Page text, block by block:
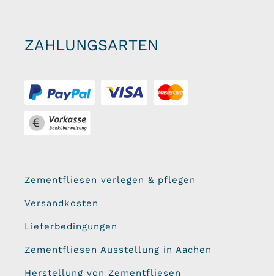
Zementfliesen verlegen & pflegen
Versandkosten
Lieferbedingungen
Zementfliesen Ausstellung in Aachen
Herstellung von Zementfliesen
ZAHLUNGSARTEN